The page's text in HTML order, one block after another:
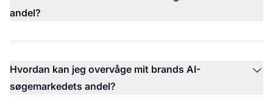
andel?
Hvordan kan jeg overvåge mit brands AI-
søgemarkedets andel?